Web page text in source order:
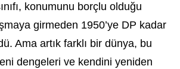
konumunu borçlu olduğu
girmeden 1950’ye DP kadar
Ama artık farklı bir dünya, bu
dengeleri ve kendini yeniden